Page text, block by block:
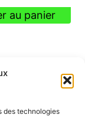
des technologies
au panier